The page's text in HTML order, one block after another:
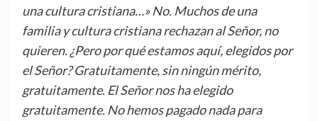
una cultura cristiana…» No. Muchos de una
familia y cultura cristiana rechazan al Señor, no
quieren. ¿Pero por qué estamos aquí, elegidos por
el Señor? Gratuitamente, sin ningún mérito,
gratuitamente. El Señor nos ha elegido
gratuitamente. No hemos pagado nada para